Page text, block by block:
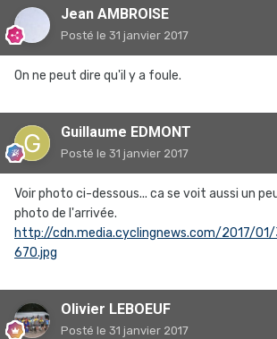
Jean AMBROISE
Posté le 31 janvier 2017
On ne peut dire qu'il y a foule.
Guillaume EDMONT
Posté le 31 janvier 2017
Voir photo ci-dessous... ca se voit aussi un
photo de l'arrivée.
http://cdn.media.cyclingnews.com/2017/
670.jpg
Olivier LEBOEUF
Posté le 31 janvier 2017